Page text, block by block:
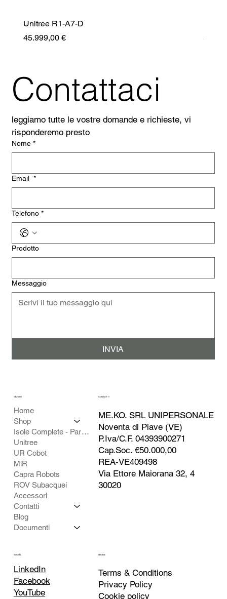
Unitree R1-A7-D
Prezzo
45.999,00 €
Contattaci
leggiamo tutte le vostre domande e richieste, vi
risponderemo presto
Nome *
Email *
Telefono *
Prodotto
Messaggio
INVIA
SEZIONI
Home
Shop
Isole Complete - Partner
Unitree
UR Cobot
MiR
Capra Robots
ROV Subacquei
Accessori
Contatti
Blog
Documenti
LEGALE
Terms & Conditions
Privacy Policy
Cookie policy
SOCIAL
LinkedIn
Facebook
YouTube
CONTATTI
ME.KO. SRL UNIPERSONALE
Via Ettore Maiorana 32, 4
30020
Noventa di Piave (VE)
P.Iva/C.F. 04393900271
Cap.Soc. €50.000,00
REA-VE409498